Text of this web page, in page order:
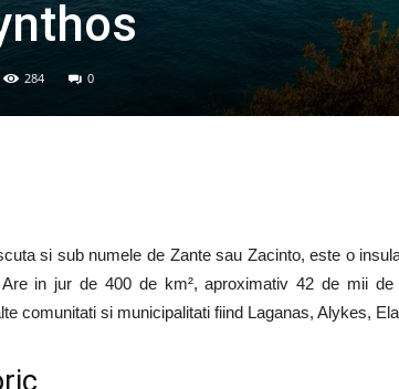
284 0
si sub numele de Zante sau Zacinto, este o
in jur de 400 de km², aproximativ 42 de mii
comunitati si municipalitati fiind Laganas, Alykes,